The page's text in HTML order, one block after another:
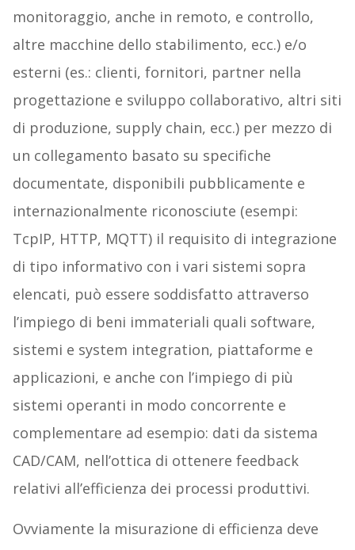
monitoraggio, anche in remoto, e controllo,
altre macchine dello stabilimento, ecc.) e/o
esterni (es.: clienti, fornitori, partner nella
progettazione e sviluppo collaborativo, altri siti
di produzione, supply chain, ecc.) per mezzo di
un collegamento basato su specifiche
documentate, disponibili pubblicamente e
internazionalmente riconosciute (esempi:
TcpIP, HTTP, MQTT) il requisito di integrazione
di tipo informativo con i vari sistemi sopra
elencati, può essere soddisfatto attraverso
l’impiego di beni immateriali quali software,
sistemi e system integration, piattaforme e
applicazioni, e anche con l’impiego di più
sistemi operanti in modo concorrente e
complementare ad esempio: dati da sistema
CAD/CAM, nell’ottica di ottenere feedback
relativi all’efficienza dei processi produttivi.
Ovviamente la misurazione di efficienza deve